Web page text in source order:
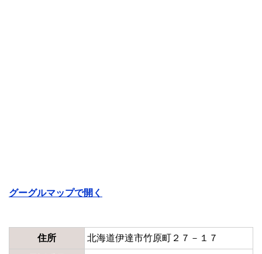
グーグルマップで開く
住所 北海道伊達市竹原町２７－１７